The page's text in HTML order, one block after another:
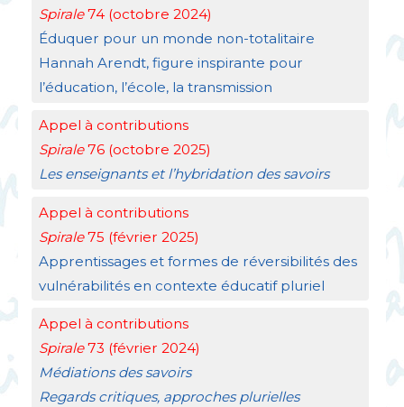
Spirale74 (octobre 2024)
Éduquer pour un monde non-totalitaire
Hannah Arendt, figure inspirante pour
l’éducation, l’école, la transmission
Appel à contributions
Spirale76 (octobre 2025)
Les enseignants et l’hybridation des savoirs
Appel à contributions
Spirale75 (février 2025)
Apprentissages et formes de réversibilités des
vulnérabilités en contexte éducatif pluriel
Appel à contributions
Spirale73 (février 2024)
Médiations des savoirs
Regards critiques, approches plurielles